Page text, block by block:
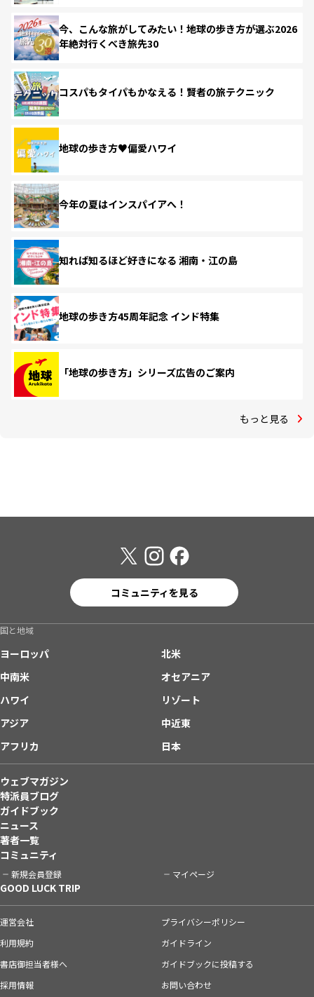
今、こんな旅がしてみたい！地球の歩き方が選ぶ2026
年絶対行くべき旅先30
コスパもタイパもかなえる！賢者の旅テクニック
地球の歩き方♥偏愛ハワイ
今年の夏はインスパイアへ！
知れば知るほど好きになる 湘南・江の島
地球の歩き方45周年記念 インド特集
「地球の歩き方」シリーズ広告のご案内
もっと見る
コミュニティを見る
国と地域
ヨーロッパ
北米
中南米
オセアニア
ハワイ
リゾート
アジア
中近東
アフリカ
日本
ウェブマガジン
特派員ブログ
ガイドブック
ニュース
著者一覧
コミュニティ
新規会員登録 マイページ
GOOD LUCK TRIP
運営会社
プライバシーポリシー
利用規約
ガイドライン
書店御担当者様へ
ガイドブックに投稿する
採用情報
お問い合わせ